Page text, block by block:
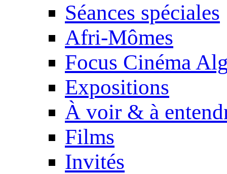
Séances spéciales
Afri-Mômes
Focus Cinéma
Expositions
À voir & à
Films
Invités